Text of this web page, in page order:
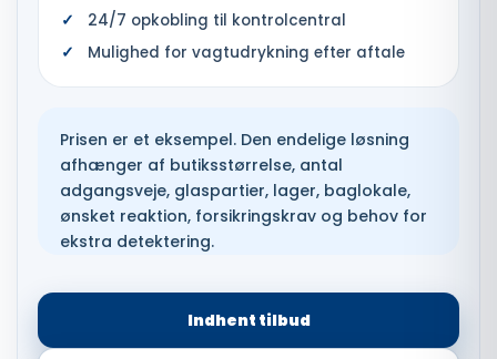
24/7 opkobling til kontrolcentral
Mulighed for vagtudrykning efter aftale
Prisen er et eksempel. Den endelige løsning
afhænger af butiksstørrelse, antal
adgangsveje, glaspartier, lager, baglokale,
ønsket reaktion, forsikringskrav og behov for
ekstra detektering.
Indhent tilbud